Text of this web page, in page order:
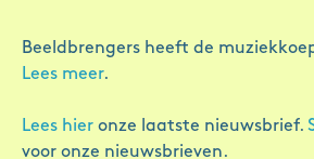
Beeldbrengers heeft de
Lees meer.
Lees hier onze laatste nieuwsbrief.
voor onze nieuwsbrieven.